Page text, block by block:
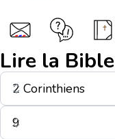
Lire la Bible